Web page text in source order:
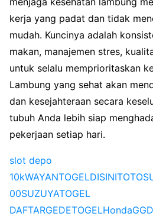
kerja yang padat dan tidak
mudah. Kuncinya adalah
makan, manajemen stres,
untuk selalu memprioritaskan
Lambung yang sehat akan
dan kesejahteraan secara
tubuh Anda lebih siap
pekerjaan setiap hari.
slot depo
10kWAYANTOGELDISINITOTO
00SUZUYATOGEL
DAFTARGEDETOGELHondaGG